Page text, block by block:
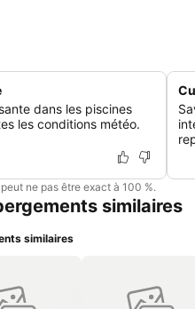
dans les piscines
les conditions météo.
peut ne pas être exact à 100 %.
similaires
similaires